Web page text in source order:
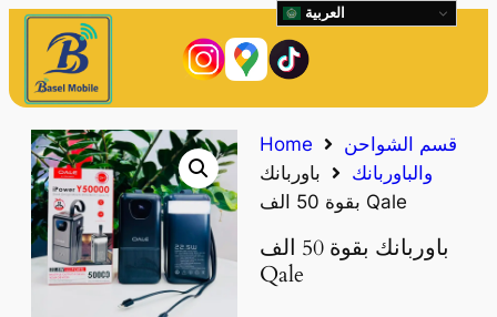
Home
قسم الشواحن
والباوربانك
باوربانك
بقوة 50 الف Qale
باوربانك بقوة 50 الف
Qale
العربية